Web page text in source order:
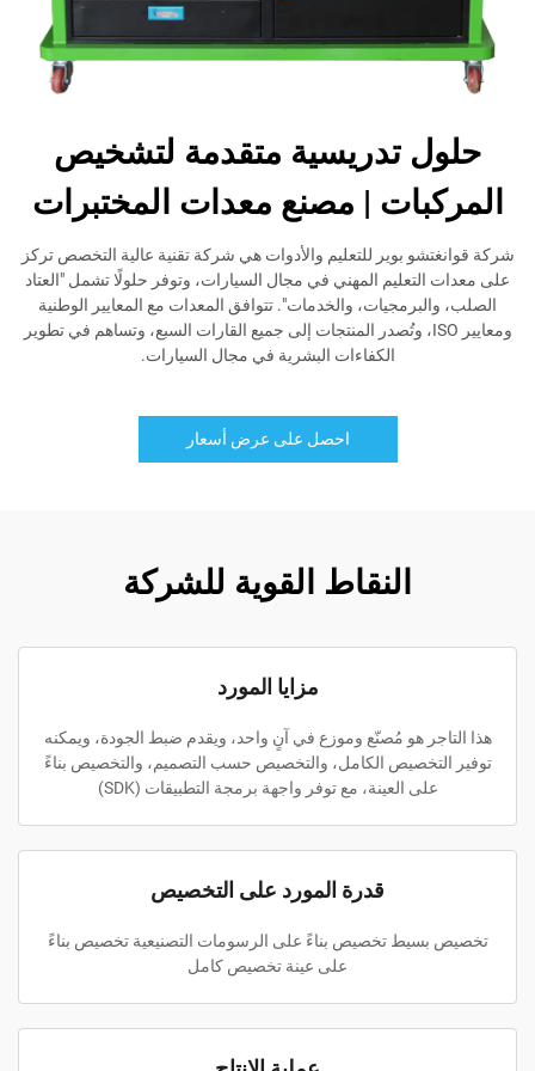
حلول تدريسية متقدمة لتشخيص
المركبات | مصنع معدات المختبرات
شركة قوانغتشو بوير للتعليم والأدوات هي شركة تقنية عالية التخصص تركز
على معدات التعليم المهني في مجال السيارات، وتوفر حلولًا تشمل "العتاد
الصلب، والبرمجيات، والخدمات". تتوافق المعدات مع المعايير الوطنية
ومعايير ISO، وتُصدر المنتجات إلى جميع القارات السبع، وتساهم في تطوير
الكفاءات البشرية في مجال السيارات.
احصل على عرض أسعار
النقاط القوية للشركة
مزايا المورد
هذا التاجر هو مُصنّع وموزع في آنٍ واحد، ويقدم ضبط الجودة، ويمكنه
توفير التخصيص الكامل، والتخصيص حسب التصميم، والتخصيص بناءً
على العينة، مع توفر واجهة برمجة التطبيقات (SDK)
قدرة المورد على التخصيص
تخصيص بسيط تخصيص بناءً على الرسومات التصنيعية تخصيص بناءً
على عينة تخصيص كامل